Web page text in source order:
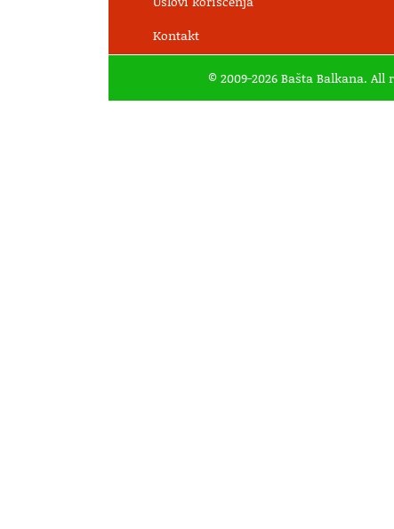
Kontakt
© 2009-2026 Bašta Balkana.